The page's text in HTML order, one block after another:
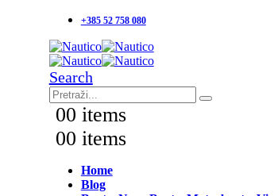
+385 52 758 080
Search
00 items
00 items
Home
Blog